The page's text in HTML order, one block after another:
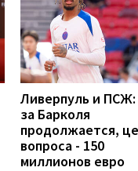
Ливерпуль и ПСЖ:
за Барколя
продолжается,
вопроса - 150
миллионов евро